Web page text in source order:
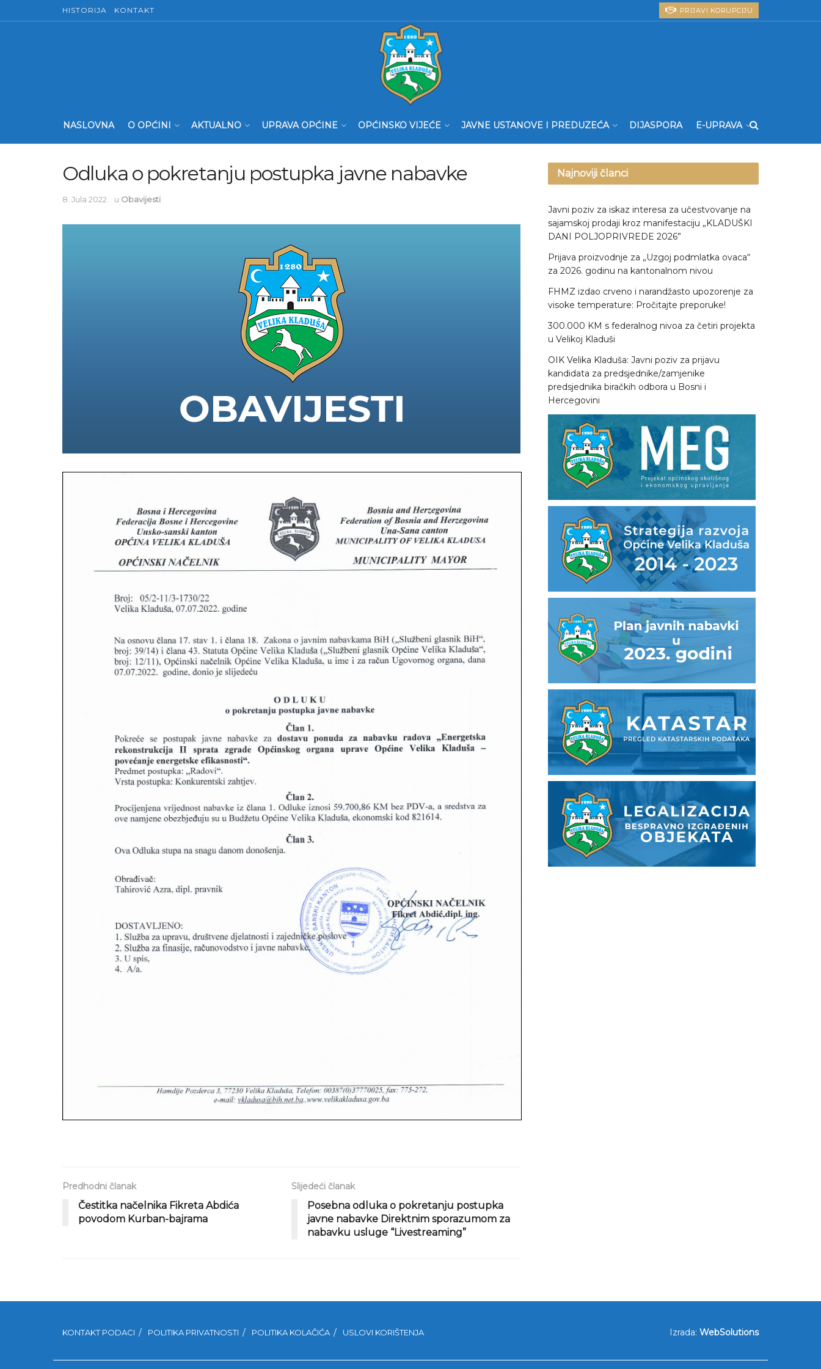
HISTORIJA KONTAKT PRIJAVI KORUPCIJU
NASLOVNA O OPĆINI AKTUALNO UPRAVA OPĆINE OPĆINSKO VIJEĆE JAVNE USTANOVE I PREDUZEĆA DIJASPORA E-UPRAVA
Odluka o pokretanju postupka javne nabavke
8. Jula 2022. u Obavijesti
Predhodni članak
Čestitka načelnika Fikreta Abdića
povodom Kurban-bajrama
Slijedeći članak
Posebna odluka o pokretanju postupka
javne nabavke Direktnim sporazumom za
nabavku usluge “Livestreaming”
Najnoviji članci
Javni poziv za iskaz interesa za učestvovanje na
sajamskoj prodaji kroz manifestaciju „KLADUŠKI
DANI POLJOPRIVREDE 2026”
Prijava proizvodnje za „Uzgoj podmlatka ovaca“
za 2026. godinu na kantonalnom nivou
FHMZ izdao crveno i narandžasto upozorenje za
visoke temperature: Pročitajte preporuke!
300.000 KM s federalnog nivoa za četiri projekta
u Velikoj Kladuši
OIK Velika Kladuša: Javni poziv za prijavu
kandidata za predsjednike/zamjenike
predsjednika biračkih odbora u Bosni i
Hercegovini
KONTAKT PODACI POLITIKA PRIVATNOSTI POLITIKA KOLAČIĆA USLOVI KORIŠTENJA Izrada: WebSolutions